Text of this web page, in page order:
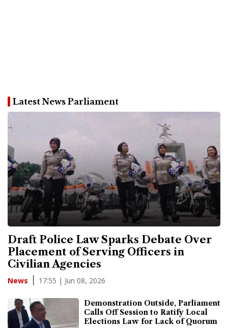
Latest News Parliament
Draft Police Law Sparks Debate Over
Placement of Serving Officers in
Civilian Agencies
News 17:55 | Jun 08, 2026
Demonstration Outside, Parliament
Calls Off Session to Ratify Local
Elections Law for Lack of Quorum